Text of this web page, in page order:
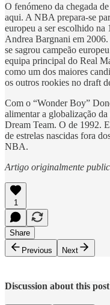
O fenómeno da chegada
aqui. A NBA prepara-se
europeu a ser escolhido na
Andrea Bargnani em
se sagrou campeão
equipa principal do Real
como um dos maiores
os outros rookies no draft
Com o “Wonder Boy”
alimentar a globalização
Dream Team. O de 1992.
de estrelas nascidas fora
NBA.
Artigo originalmente
1
Share
Previous
Next
Discussion about this post